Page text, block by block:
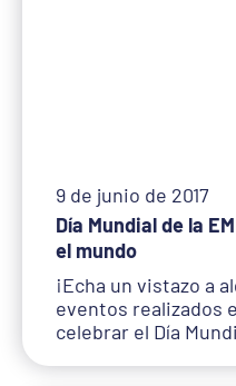
Día Mundial de la
el mundo
9 de junio de 2017
¡Echa un vistazo a
eventos realizados
celebrar el Día